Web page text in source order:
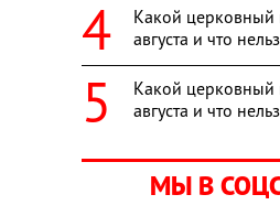
Какой церковный
августа и что
Какой церковный
августа и что
МЫ В